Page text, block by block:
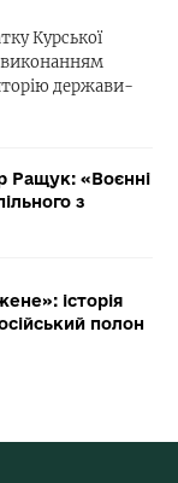
Курської
виконанням
держави-
Ращук: «Воєнні
з
історія
полон